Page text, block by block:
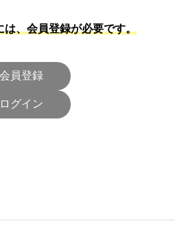
、会員登録が必要です。
会員登録
ログイン